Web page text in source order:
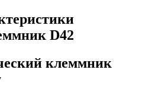
D42
клеммник